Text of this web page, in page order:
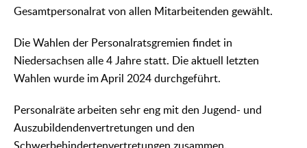
Gesamtpersonalrat von allen Mitarbeitenden gewählt.
Die Wahlen der Personalratsgremien findet in
Niedersachsen alle 4 Jahre statt. Die aktuell letzten
Wahlen wurde im April 2024 durchgeführt.
Personalräte arbeiten sehr eng mit den Jugend- und
Auszubildendenvertretungen und den